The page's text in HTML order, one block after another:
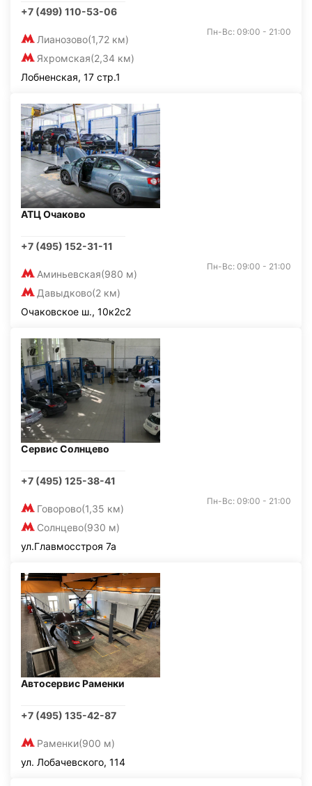
+7 (499) 110-53-06
Лианозово(1,72 км)
Яхромская(2,34 км)
Пн-Вс: 09:00 - 21:00
Лобненская, 17 стр.1
АТЦ Очаково
+7 (495) 152-31-11
Аминьевская(980 м)
Давыдково(2 км)
Пн-Вс: 09:00 - 21:00
Очаковское ш., 10к2с2
Сервис Солнцево
+7 (495) 125-38-41
Говорово(1,35 км)
Солнцево(930 м)
Пн-Вс: 09:00 - 21:00
ул.Главмосстроя 7а
Автосервис Раменки
+7 (495) 135-42-87
Раменки(900 м)
ул. Лобачевского, 114